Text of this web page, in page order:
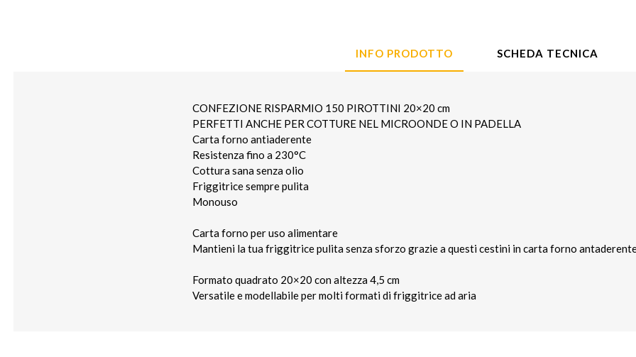
INFO PRODOTTO SCHEDA TECNICA
CONFEZIONE RISPARMIO 150 PIROTTINI 20×20 cm
PERFETTI ANCHE PER COTTURE NEL MICROONDE O IN PADELLA
Carta forno antiaderente
Resistenza fino a 230°C
Cottura sana senza olio
Friggitrice sempre pulita
Monouso
Carta forno per uso alimentare
Mantieni la tua friggitrice pulita senza sforzo grazie a questi cestini in carta forno
Formato quadrato 20×20 con altezza 4,5 cm
Versatile e modellabile per molti formati di friggitrice ad aria